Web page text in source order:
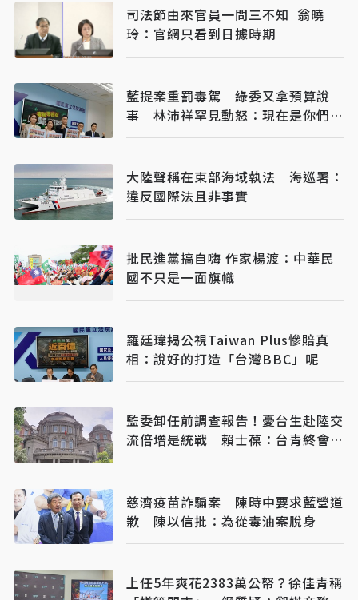
司法節由來官員一問三不知 翁曉
玲：官網只看到日據時期
藍提案重罰毒駕 綠委又拿預算說
事 林沛祥罕見動怒：現在是你們在
治理國家
大陸聲稱在東部海域執法 海巡署：
違反國際法且非事實
批民進黨搞自嗨 作家楊渡：中華民
國不只是一面旗幟
羅廷瑋揭公視Taiwan Plus慘賠真
相：說好的打造「台灣BBC」呢
監委卸任前調查報告！憂台生赴陸交
流倍增是統戰 賴士葆：台青終會認
清台獨手段
慈濟疫苗詐騙案 陳時中要求藍營道
歉 陳以信批：為從毒油案脫身
上任5年爽花2383萬公帑？徐佳青稱